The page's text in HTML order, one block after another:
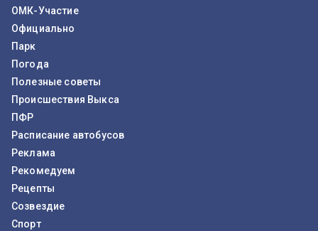
ОМК-Участие
Официально
Парк
Погода
Полезные советы
Происшествия Выкса
ПФР
Расписание автобусов
Реклама
Рекомедуем
Рецепты
Созвездие
Спорт